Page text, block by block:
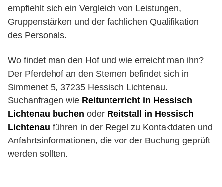
empfiehlt sich ein Vergleich von Leistungen,
Gruppenstärken und der fachlichen Qualifikation
des Personals.
Wo findet man den Hof und wie erreicht man ihn?
Der Pferdehof an den Sternen befindet sich in
Simmenet 5, 37235 Hessisch Lichtenau.
Suchanfragen wie Reitunterricht in Hessisch
Lichtenau buchen oder Reitstall in Hessisch
Lichtenau führen in der Regel zu Kontaktdaten und
Anfahrtsinformationen, die vor der Buchung geprüft
werden sollten.